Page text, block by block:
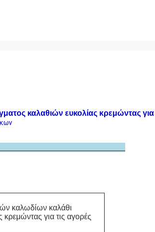
καλαθιών ευκολίας κρεμώντας για
καλωδίων καλάθι
για τις αγορές